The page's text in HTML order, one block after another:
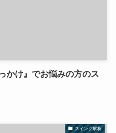
かけ』でお悩みの方のス
スイング解析